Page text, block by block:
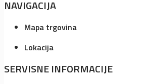
NAVIGACIJA
Mapa trgovina
Lokacija
SERVISNE INFORMACIJE